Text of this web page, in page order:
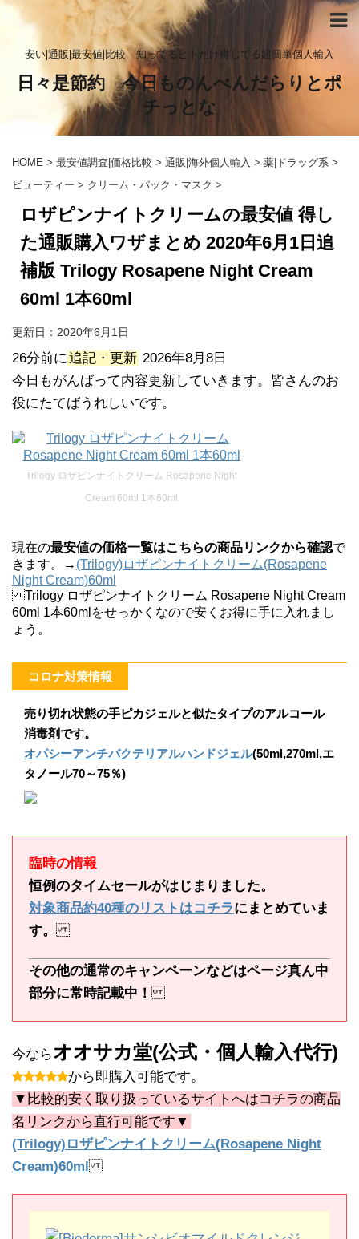
安い|通販|最安値|比較 知ってるヒトだけ得してる超簡単個人輸入
日々是節約 今日ものんべんだらりとポ
チっとな
HOME > 最安値調査|価格比較 > 通販|海外個人輸入 > 薬|ドラッグ系 >
ビューティー > クリーム・パック・マスク >
ロザピンナイトクリームの最安値 得し
た通販購入ワザまとめ 2020年6月1日追
補版 Trilogy Rosapene Night Cream
60ml 1本60ml
更新日： 2020年6月1日
26分前に追記・更新 2026年8月8日
今日もがんばって内容更新していきます。皆さんのお
役にたてばうれしいです。
Trilogy ロザピンナイトクリーム Rosapene Night
Cream 60ml 1本60ml
現在の最安値の価格一覧はこちらの商品リンクから確認で
きます。→ (Trilogy)ロザピンナイトクリーム(Rosapene
Night Cream)60ml
Trilogy ロザピンナイトクリーム Rosapene Night Cream
60ml 1本60mlをせっかくなので安くお得に手に入れまし
ょう。
コロナ対策情報
売り切れ状態の手ピカジェルと似たタイプのアルコール
消毒剤です。
オパシーアンチバクテリアルハンドジェル(50ml,270ml,エ
タノール70～75％)
臨時の情報
恒例のタイムセールがはじまりました。
対象商品約40種のリストはコチラにまとめていま
す。
その他の通常のキャンペーンなどはページ真ん中
部分に常時記載中！
今ならオオサカ堂(公式・個人輸入代行)
から即購入可能です。
▼比較的安く取り扱っているサイトへはコチラの商品
名リンクから直行可能です▼
(Trilogy)ロザピンナイトクリーム(Rosapene Night
Cream)60ml